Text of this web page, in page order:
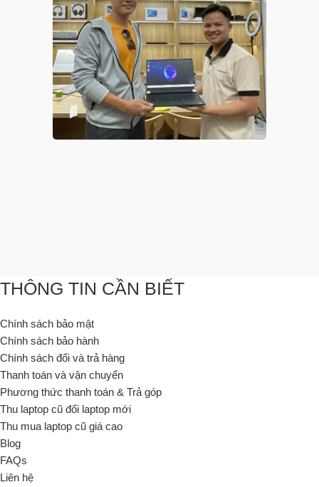
THÔNG TIN CẦN BIẾT
Chính sách bảo mật
Chính sách bảo hành
Chính sách đổi và trả hàng
Thanh toán và vận chuyển
Phương thức thanh toán & Trả góp
Thu laptop cũ đổi laptop mới
Thu mua laptop cũ giá cao
Blog
FAQs
Liên hệ